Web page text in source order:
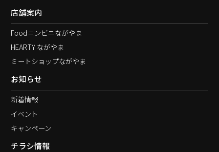
店舗案内
Foodコンビニながやま
HEARTY ながやま
ミートショップながやま
お知らせ
新着情報
イベント
キャンペーン
チラシ情報